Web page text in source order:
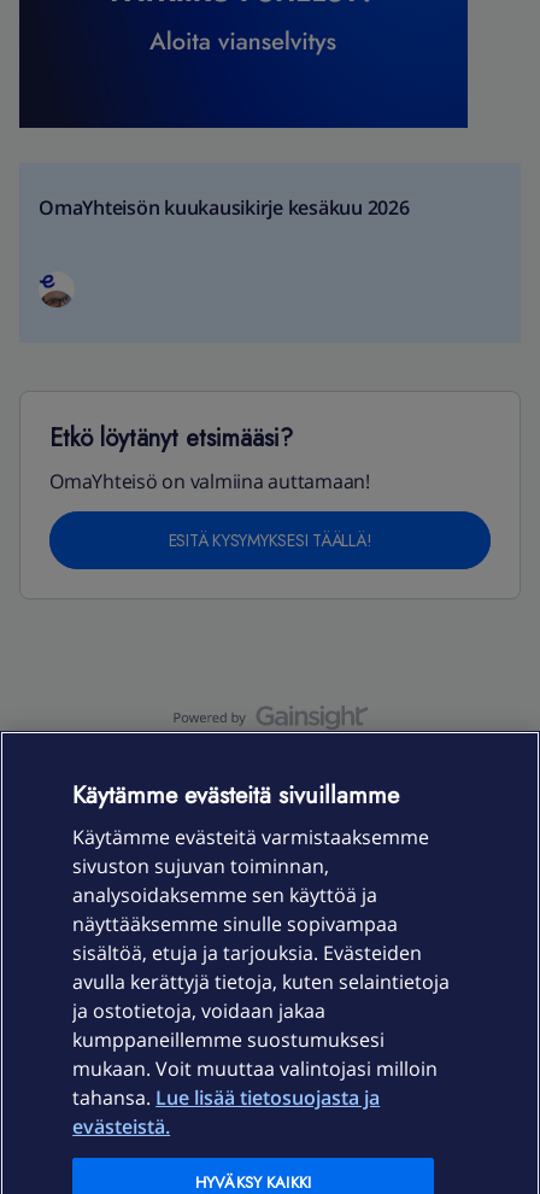
OmaYhteisön kuukausikirje kesäkuu 2026
Etkö löytänyt etsimääsi?
OmaYhteisö on valmiina auttamaan!
ESITÄ KYSYMYKSESI TÄÄLLÄ!
Laitteet & liittymät
Palvelut
Ajankohtaista
Elisa Oyj
Käytämme evästeitä sivuillamme
Käytämme evästeitä varmistaaksemme
sivuston sujuvan toiminnan,
analysoidaksemme sen käyttöä ja
näyttääksemme sinulle sopivampaa
sisältöä, etuja ja tarjouksia. Evästeiden
avulla kerättyjä tietoja, kuten selaintietoja
ja ostotietoja, voidaan jakaa
kumppaneillemme suostumuksesi
mukaan. Voit muuttaa valintojasi milloin
tahansa. Lue lisää tietosuojasta ja
evästeistä.
HYVÄKSY KAIKKI